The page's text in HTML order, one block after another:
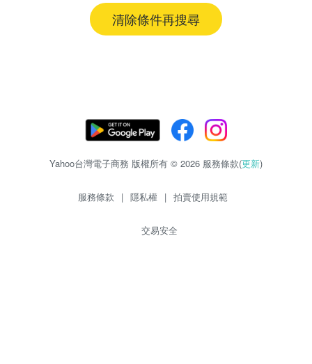
清除條件再搜尋
Yahoo台灣電子商務 版權所有 © 2026 服務條款(更新)
服務條款 | 隱私權 | 拍賣使用規範
交易安全